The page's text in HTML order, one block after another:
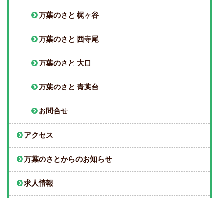
万葉のさと 梶ヶ谷
万葉のさと 西寺尾
万葉のさと 大口
万葉のさと 青葉台
お問合せ
アクセス
万葉のさとからのお知らせ
求人情報